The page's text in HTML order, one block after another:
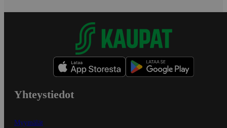
Yhteystiedot
Myymälät